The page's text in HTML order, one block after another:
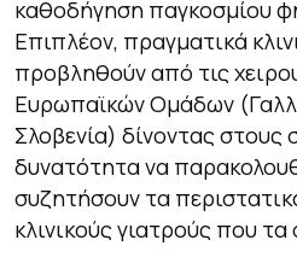
καθοδήγηση παγκοσμίου
Επιπλέον, πραγματικά
προβληθούν από τις
Ευρωπαϊκών Ομάδων
Σλοβενία) δίνοντας στους
δυνατότητα να
συζητήσουν τα
κλινικούς γιατρούς που